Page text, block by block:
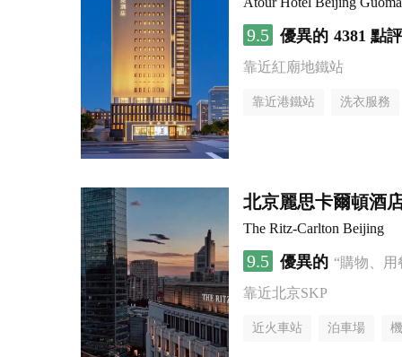
9.5 優異的 4381 點評
靠近紅廟地鐵站
靠近港鐵站 洗衣服務
北京麗思卡爾頓酒
The Ritz-Carlton Beijing
9.5 優異的 “購物、
靠近北京SKP
近火車站 泊車場